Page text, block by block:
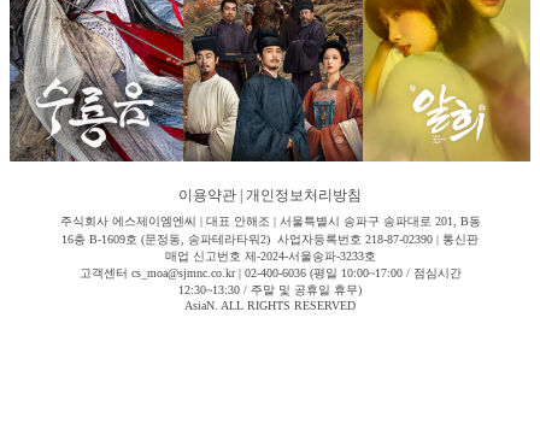
이용약관 개인정보처리방침
주식회사 에스제이엠엔씨 | 대표 안해조 | 서울특별시 송파구 송파대로 201, B동
16층 B-1609호 (문정동, 송파테라타워2) 사업자등록번호 218-87-02390 | 통신판
매업 신고번호 제-2024-서울송파-3233호
고객센터 cs_moa@sjmnc.co.kr | 02-400-6036 (평일 10:00~17:00 / 점심시간
12:30~13:30 / 주말 및 공휴일 휴무)
AsiaN. ALL RIGHTS RESERVED